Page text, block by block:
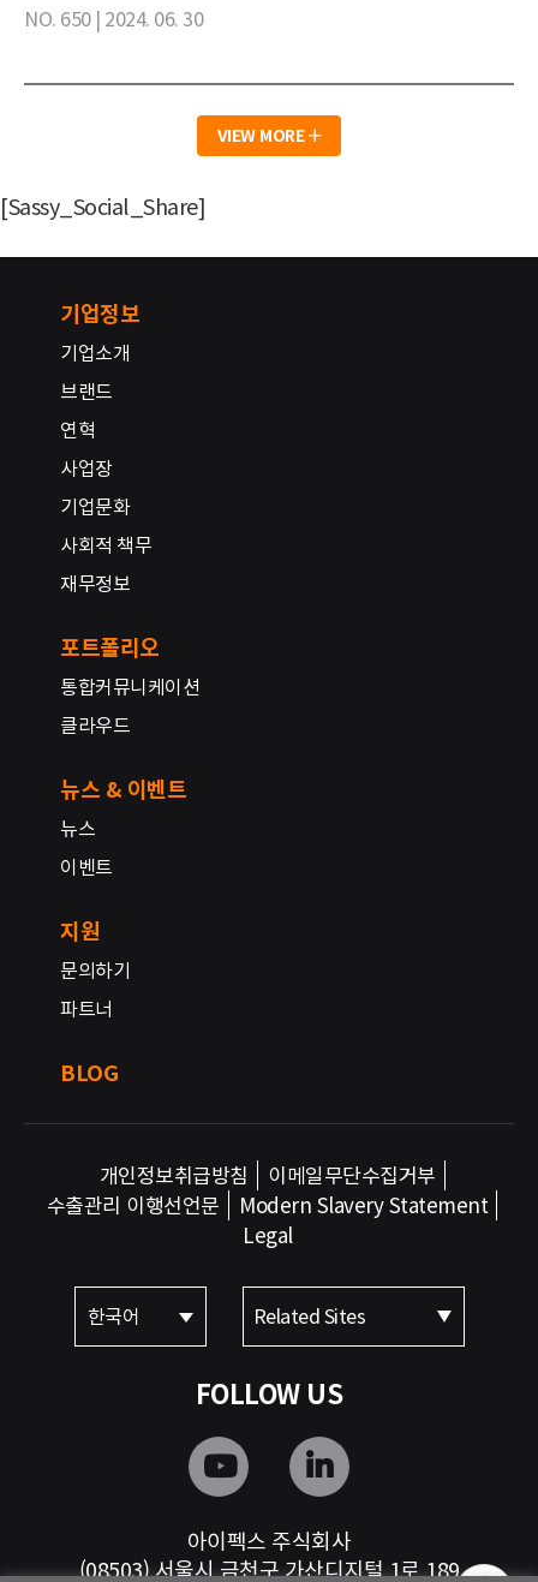
NO. 650 | 2024. 06. 30
VIEW MORE
[Sassy_Social_Share]
기업정보
기업소개
브랜드
연혁
사업장
기업문화
사회적 책무
재무정보
포트폴리오
통합커뮤니케이션
클라우드
뉴스 & 이벤트
뉴스
이벤트
지원
문의하기
파트너
BLOG
개인정보취급방침
이메일무단수집거부
수출관리 이행선언문
Modern Slavery Statement
Legal
한국어 Related Sites
아이펙스 주식회사
(08503) 서울시 금천구 가산디지털 1로 189
FOLLOW US